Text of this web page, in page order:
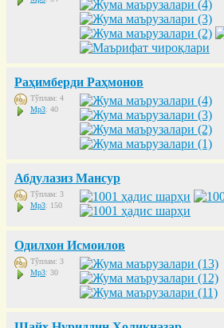
Раҳимберди Раҳмонов
Тўплам: 4
Mp3: 40
Абдулазиз Мансур
Тўплам: 3
Mp3: 150
Одилхон Исмоилов
Тўплам: 3
Mp3: 30